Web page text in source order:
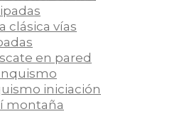
clásica vías
en pared
iniciación
montaña